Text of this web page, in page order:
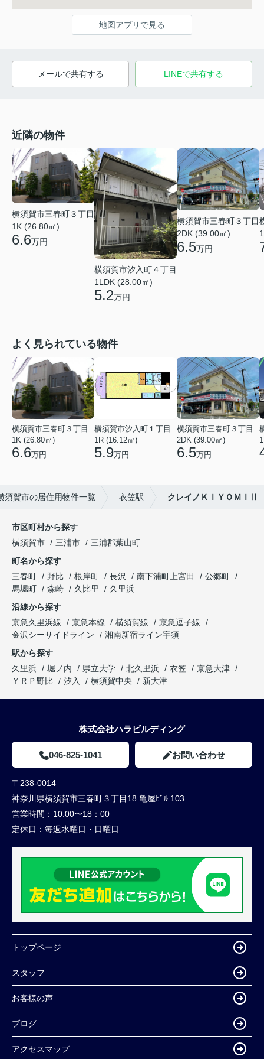
地図アプリで見る
メールで共有する LINEで共有する
近隣の物件
横須賀市三春町３丁目
1K (26.80㎡)
6.6万円
横須賀市汐入町４丁目
1LDK (28.00㎡)
5.2万円
横須賀市三春町３丁目
2DK (39.00㎡)
6.5万円
よく見られている物件
横須賀市三春町３丁目
1K (26.80㎡)
6.6万円
横須賀市汐入町１丁目
1R (16.12㎡)
5.9万円
横須賀市三春町３丁目
2DK (39.00㎡)
6.5万円
須賀市の居住用物件一覧 衣笠駅 クレイノＫＩＹＯＭＩⅡ
市区町村から探す
横須賀市
三浦市
三浦郡葉山町
町名から探す
三春町
野比 根岸町 長沢 南下浦町上宮田
公郷町
馬堀町
森崎 久比里
久里浜
沿線から探す
京急久里浜線
京急本線 横須賀線
京急逗子線
金沢シーサイドライン
湘南新宿ライン宇須
駅から探す
久里浜
堀ノ内 県立大学 北久里浜 衣笠
京急大津
ＹＲＰ野比
汐入 横須賀中央 新大津
株式会社ハラビルディング
046-825-1041 お問い合わせ
〒238-0014
神奈川県横須賀市三春町３丁目18 亀屋ﾋﾞﾙ 103
営業時間： 10:00〜18：00
定休日： 毎週水曜日・日曜日
トップページ
スタッフ
お客様の声
ブログ
アクセスマップ